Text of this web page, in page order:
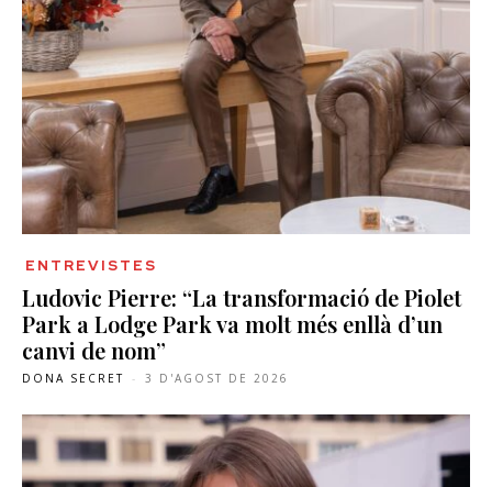
ENTREVISTES
Ludovic Pierre: “La transformació de Piolet
Park a Lodge Park va molt més enllà d’un
canvi de nom”
DONA SECRET - 3 D'AGOST DE 2026